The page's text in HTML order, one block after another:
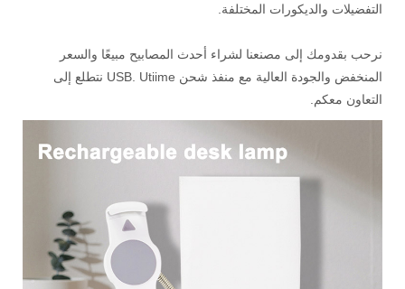
التفضيلات والديكورات المختلفة.
نرحب بقدومك إلى مصنعنا لشراء أحدث المصابيح مبيعًا والسعر
المنخفض والجودة العالية مع منفذ شحن USB. Utiime نتطلع إلى
التعاون معكم.